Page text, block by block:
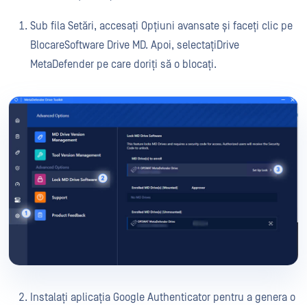
Sub fila Setări, accesați Opțiuni avansate și faceți clic pe
BlocareSoftware Drive MD. Apoi, selectațiDrive
MetaDefender pe care doriți să o blocați.
Instalați aplicația Google Authenticator pentru a genera o